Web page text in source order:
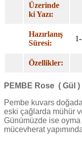
Üzerinde
ki Yazı:
Hazırlanış
Süresi:
Özellikler:
PEMBE Rose ( Gül
Pembe kuvars
eski çağlarda mühür
Günümüzde ise
mücevherat